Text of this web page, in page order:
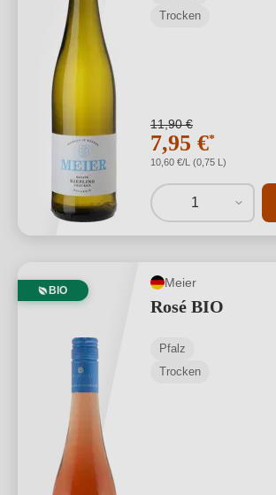
Trocken
11,90 €
7,95 €*
10,60 €/L (0,75 L)
1
BIO
Meier
Rosé BIO
Pfalz
Trocken